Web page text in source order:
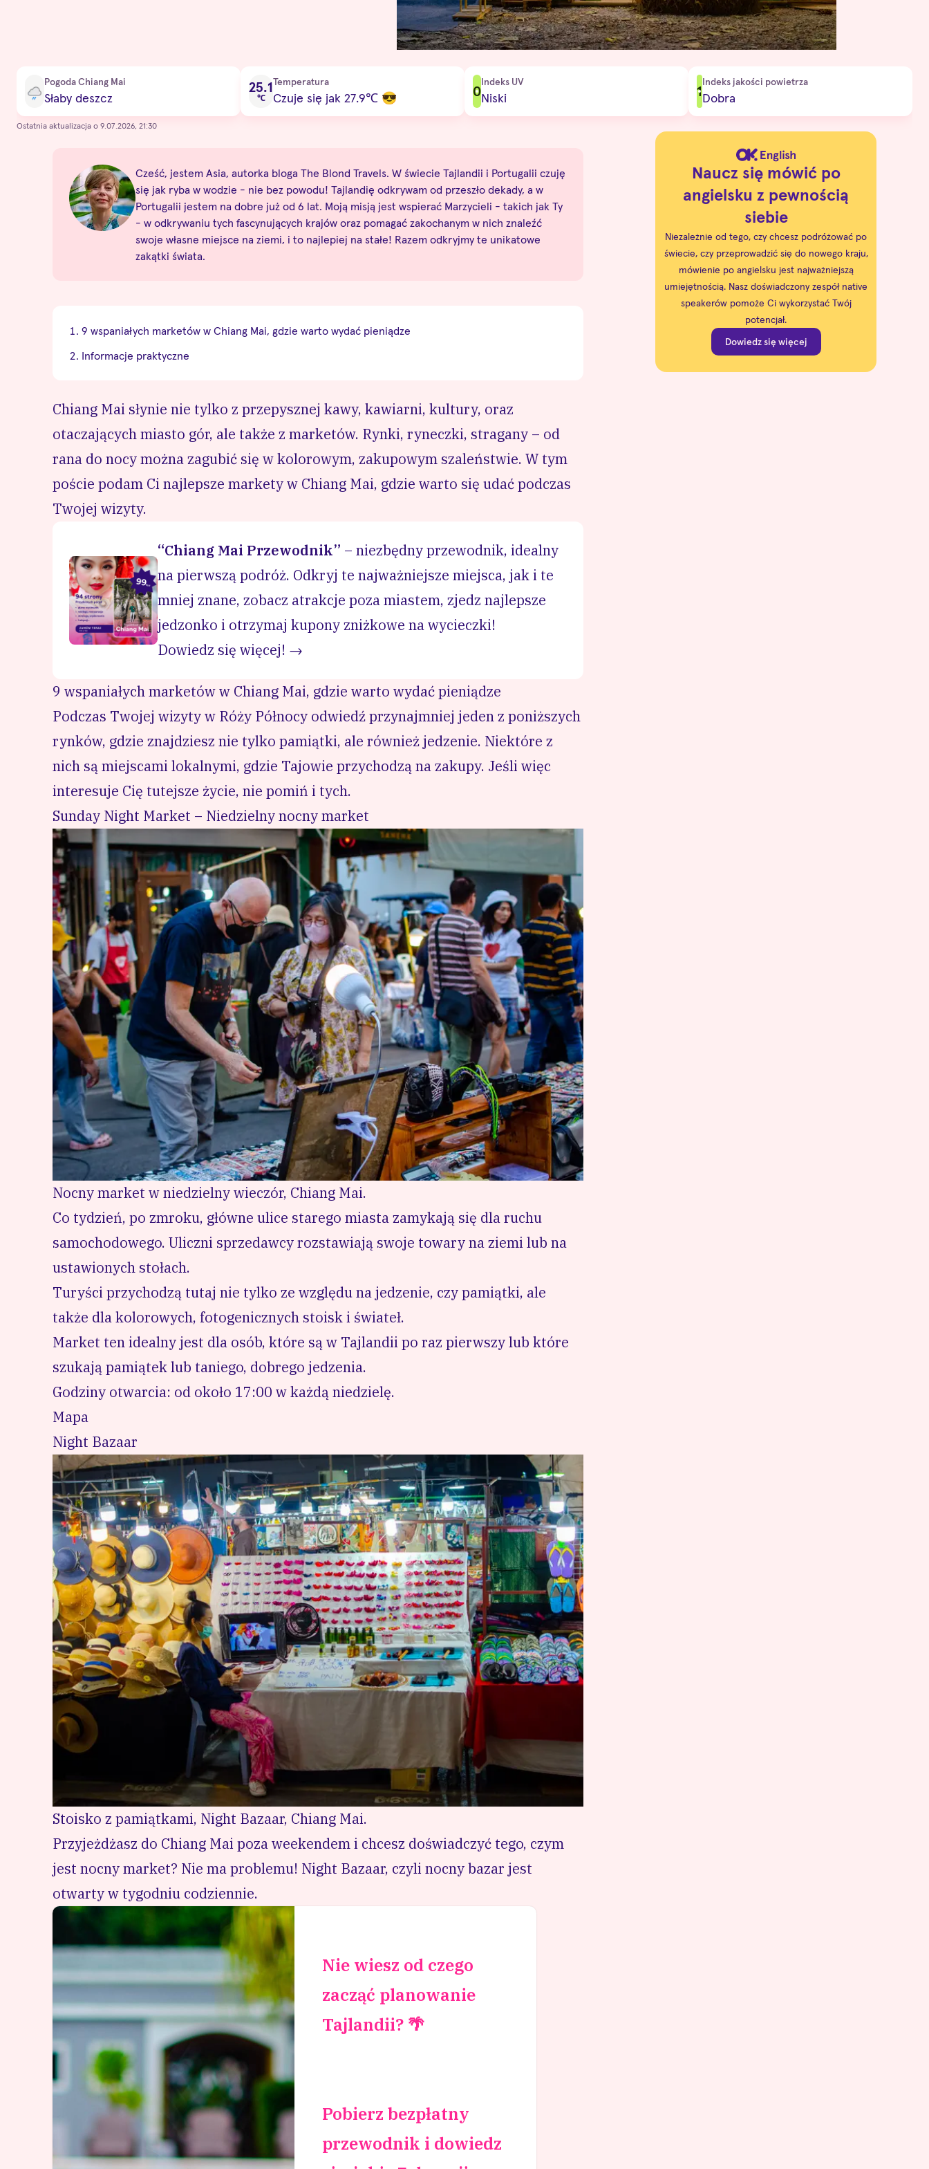
Pogoda Chiang Mai
Słaby deszcz
25.1
℃
Temperatura
Czuje się jak 27.9℃ 😎 0
Indeks UV
Niski 1
Indeks jakości powietrza
Dobra
Ostatnia aktualizacja o 9.07.2026, 21:30
Cześć, jestem Asia, autorka bloga The Blond Travels. W świecie Tajlandii i Portugalii czuję
się jak ryba w wodzie - nie bez powodu! Tajlandię odkrywam od przeszło dekady, a w
Portugalii jestem na dobre już od 6 lat. Moją misją jest wspierać Marzycieli - takich jak Ty
- w odkrywaniu tych fascynujących krajów oraz pomagać zakochanym w nich znaleźć
swoje własne miejsce na ziemi, i to najlepiej na stałe! Razem odkryjmy te unikatowe
zakątki świata.
9 wspaniałych marketów w Chiang Mai, gdzie warto wydać pieniądze
Informacje praktyczne
Chiang Mai słynie nie tylko z przepysznej kawy, kawiarni, kultury, oraz
otaczających miasto gór, ale także z marketów. Rynki, ryneczki, stragany – od
rana do nocy można zagubić się w kolorowym, zakupowym szaleństwie. W tym
poście podam Ci najlepsze markety w Chiang Mai, gdzie warto się udać podczas
Twojej wizyty.
“Chiang Mai Przewodnik” – niezbędny przewodnik, idealny
na pierwszą podróż. Odkryj te najważniejsze miejsca, jak i te
mniej znane, zobacz atrakcje poza miastem, zjedz najlepsze
jedzonko i otrzymaj kupony zniżkowe na wycieczki!
Dowiedz się więcej! →
9 wspaniałych marketów w Chiang Mai, gdzie warto wydać pieniądze
Podczas Twojej wizyty w Róży Północy odwiedź przynajmniej jeden z poniższych
rynków, gdzie znajdziesz nie tylko pamiątki, ale również jedzenie. Niektóre z
nich są miejscami lokalnymi, gdzie Tajowie przychodzą na zakupy. Jeśli więc
interesuje Cię tutejsze życie, nie pomiń i tych.
Sunday Night Market – Niedzielny nocny market
Nocny market w niedzielny wieczór, Chiang Mai.
Co tydzień, po zmroku, główne ulice starego miasta zamykają się dla ruchu
samochodowego. Uliczni sprzedawcy rozstawiają swoje towary na ziemi lub na
ustawionych stołach.
Turyści przychodzą tutaj nie tylko ze względu na jedzenie, czy pamiątki, ale
także dla kolorowych, fotogenicznych stoisk i świateł.
Market ten idealny jest dla osób, które są w Tajlandii po raz pierwszy lub które
szukają pamiątek lub taniego, dobrego jedzenia.
Godziny otwarcia: od około 17:00 w każdą niedzielę.
Mapa
Night Bazaar
Stoisko z pamiątkami, Night Bazaar, Chiang Mai.
Przyjeżdżasz do Chiang Mai poza weekendem i chcesz doświadczyć tego, czym
jest nocny market? Nie ma problemu! Night Bazaar, czyli nocny bazar jest
otwarty w tygodniu codziennie.
Nie wiesz od czego
zacząć planowanie
Tajlandii? 🌴
Pobierz bezpłatny
przewodnik i dowiedz
Naucz się mówić po
angielsku z pewnością
siebie
Niezależnie od tego, czy chcesz podróżować po
świecie, czy przeprowadzić się do nowego kraju,
mówienie po angielsku jest najważniejszą
umiejętnością. Nasz doświadczony zespół native
speakerów pomoże Ci wykorzystać Twój
potencjał.
Dowiedz się więcej